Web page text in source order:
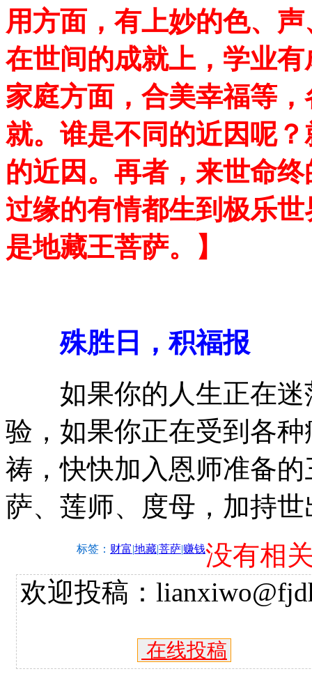
用方面，有上妙的色、
在世间的成就上，学业
家庭方面，合美幸福等
就。谁是不同的近因呢
的近因。再者，来世命
过缘的有情都生到极乐
是地藏王菩萨。】
殊胜日，积福报
如果你的人生正在迷
验，如果你正在受到各
祷，快快加入恩师准备
萨、莲师、度母，加持
标签： 财富|地藏|菩萨|赚钱没有相
欢迎投稿：
在线投稿